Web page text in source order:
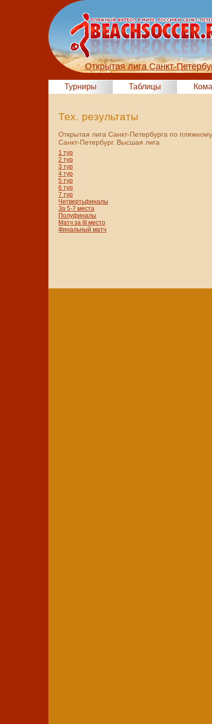
Открытая лига Санкт-
Турниры Таблицы
Тех. результаты
Открытая лига Санкт-Петербурга по
Санкт-Петербург. Высшая лига
1 тур
2 тур
3 тур
4 тур
5 тур
6 тур
7 тур
Четвертьфиналы
За 5-7 места
Полуфиналы
Матч за III место
Финальный матч